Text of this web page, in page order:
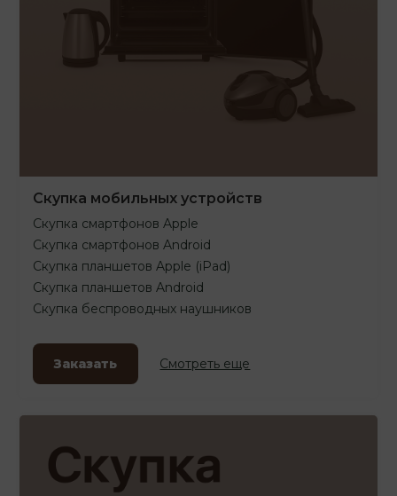
Скупка мобильных устройств
Скупка смартфонов Apple
Скупка смартфонов Android
Скупка планшетов Apple (iPad)
Скупка планшетов Android
Скупка беспроводных наушников
Заказать Смотреть еще